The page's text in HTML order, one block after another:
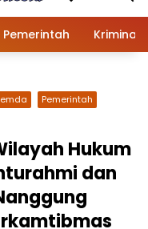
Pemerintah Kriminal
Pemerintah
Hukum
dan